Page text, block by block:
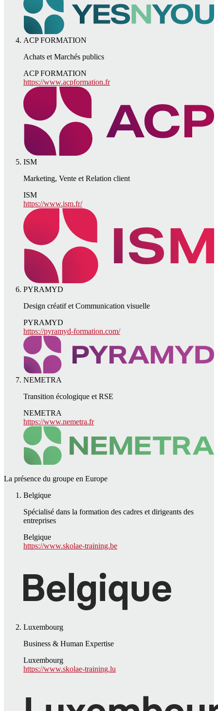
ACP FORMATION
Achats et Marchés publics
ACP FORMATION
https://www.acpformation.fr
ISM
Marketing, Vente et Relation client
ISM
https://www.ism.fr/
PYRAMYD
Design créatif et Communication visuelle
PYRAMYD
https://pyramyd-formation.com/
NEMETRA
Transition écologique et RSE
NEMETRA
https://www.nemetra.fr
La présence du groupe en Europe
Belgique
Spécialisé dans la formation des cadres et dirigeants des
entreprises
Belgique
https://www.skolae-training.be
Luxembourg
Business & Human Expertise
Luxembourg
https://www.skolae-training.lu